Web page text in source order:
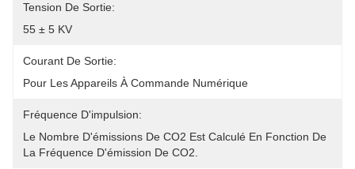
Tension De Sortie:
55 ± 5 KV
Courant De Sortie:
Pour Les Appareils À Commande Numérique
Fréquence D'impulsion:
Le Nombre D'émissions De CO2 Est Calculé En Fonction De
La Fréquence D'émission De CO2.